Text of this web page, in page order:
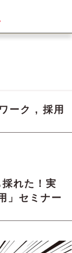
ーク , 採用
れた！実
」セミナー